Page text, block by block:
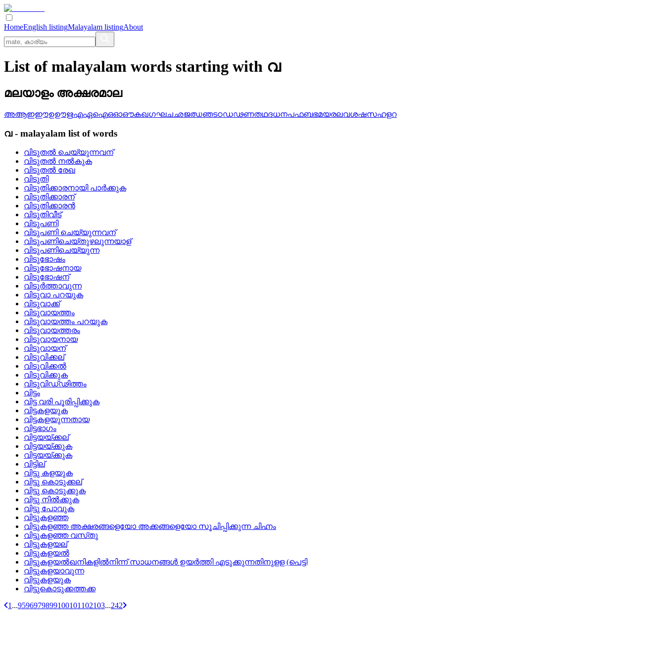
HomeEnglish listingMalayalam listingAbout
List of malayalam words starting with വ
മലയാളം അക്ഷരമാല
അആഇഈഉഊഋഎഏഐഒഓഔകഖഗഘചഛജഝഞടഠഡഢണതഥദധനപഫബഭമയരലവശഷസഹളറ
വ- malayalam list of words
വിടുതല്‍ ചെയ്യുന്നവന്
വിടുതല്‍ നല്‍കുക
വിടുതല്‍ രേഖ
വിടുതി
വിടുതിക്കാരനായി പാര്‍ക്കുക
വിടുതിക്കാരന്
വിടുതിക്കാരന്‍
വിടുതിവീട്
വിടുപണി
വിടുപണി ചെയ്യുന്നവന്
വിടുപണിചെയ്‌തുഴലുന്നയാള്
വിടുപണിചെയ്യുന്ന
വിടുഭോഷം
വിടുഭോഷനായ
വിടുഭോഷന്
വിടുര്‍ത്താവുന്ന
വിടുവാ പറയുക
വിടുവാക്ക്
വിടുവായത്തം
വിടുവായത്തം പറയുക
വിടുവായത്തരം
വിടുവായനായ
വിടുവായന്
വിടുവിക്കല്
വിടുവിക്കല്‍
വിടുവിക്കുക
വിടുവിഡ്‌ഢിത്തം
വിട്ടം
വിട്ട വരി പൂരിപ്പിക്കുക
വിട്ടകളയുക
വിട്ടകളയുന്നതായ
വിട്ടഭാഗം
വിട്ടയയ്‌ക്കല്
വിട്ടയയ്ക്കുക
വിട്ടയയ്‌ക്കുക
വിട്ടില്
വിട്ടു കളയുക
വിട്ടു കൊടുക്കല്
വിട്ടു കൊടുക്കുക
വിട്ടു നില്‍ക്കുക
വിട്ടു പോവുക
വിട്ടുകളഞ്ഞ
വിട്ടുകളഞ്ഞ അക്ഷരങ്ങളെയോ അക്കങ്ങളെയോ സൂചിപ്പിക്കുന്ന ചിഹ്നം
വിട്ടുകളഞ്ഞ വസ്‌തു
വിട്ടുകളയല്
വിട്ടുകളയല്‍
വിട്ടുകളയല്‍ഖനികളില്‍നിന്ന് സാധനങ്ങള്‍ ഉയര്‍ത്തി എടുക്കുന്നതിനുളള (പെട്ടി
വിട്ടുകളയാവുന്ന
വിട്ടുകളയുക
വിട്ടുകൊടുക്കത്തക്ക
1 ...9596979899100101 102103...242